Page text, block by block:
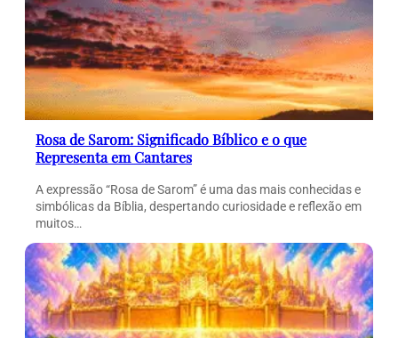
Rosa de Sarom: Significado Bíblico e o que
Representa em Cantares
A expressão “Rosa de Sarom” é uma das mais conhecidas e
simbólicas da Bíblia, despertando curiosidade e reflexão em
muitos…